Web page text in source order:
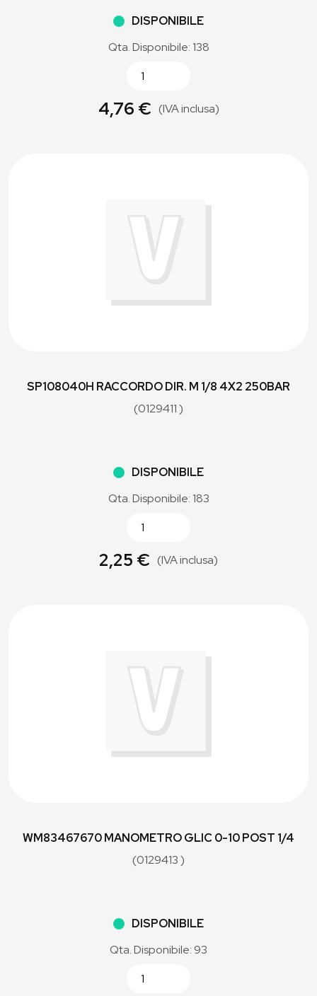
DISPONIBILE
Qta. Disponibile: 138
4,76 € (IVA inclusa)
SP108040H RACCORDO DIR. M 1/8 4X2 250BAR
(0129411 )
DISPONIBILE
Qta. Disponibile: 183
2,25 € (IVA inclusa)
WM83467670 MANOMETRO GLIC 0-10 POST 1/4
(0129413 )
DISPONIBILE
Qta. Disponibile: 93